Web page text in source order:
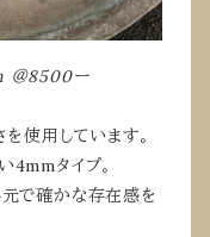
＠8500ー
使用しています。
タイプ。
で確かな存在感を